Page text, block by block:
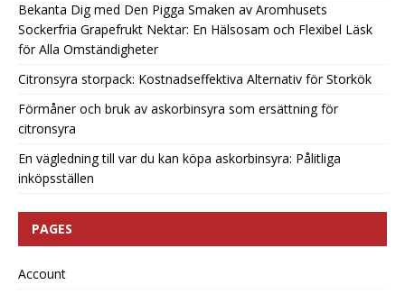
Bekanta Dig med Den Pigga Smaken av Aromhusets
Sockerfria Grapefrukt Nektar: En Hälsosam och Flexibel Läsk
för Alla Omständigheter
Citronsyra storpack: Kostnadseffektiva Alternativ för Storkök
Förmåner och bruk av askorbinsyra som ersättning för
citronsyra
En vägledning till var du kan köpa askorbinsyra: Pålitliga
inköpsställen
PAGES
Account